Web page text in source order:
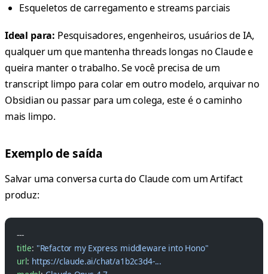
Esqueletos de carregamento e streams parciais
Ideal para: Pesquisadores, engenheiros, usuários de IA,
qualquer um que mantenha threads longas no Claude e
queira manter o trabalho. Se você precisa de um
transcript limpo para colar em outro modelo, arquivar no
Obsidian ou passar para um colega, este é o caminho
mais limpo.
Exemplo de saída
Salvar uma conversa curta do Claude com um Artifact
produz:
---
title: "Refactor my Express middleware into Hono"
url: https://claude.ai/chat/a1b2c3d4-...